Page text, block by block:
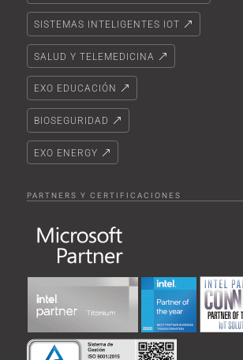
SISTEMAS INTELIGENTES IOT
SALUD Y TELEMEDICINA
EXO EDUCACIÓN
BIOSEGURIDAD
EXO ENERGY
PARTNERS Y CERTIFICACIONES